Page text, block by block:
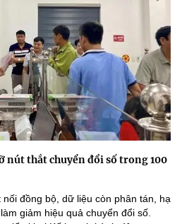
nút thắt chuyển đổi số trong 100
đồng bộ, dữ liệu còn phân tán, hạ
giảm hiệu quả chuyển đổi số.